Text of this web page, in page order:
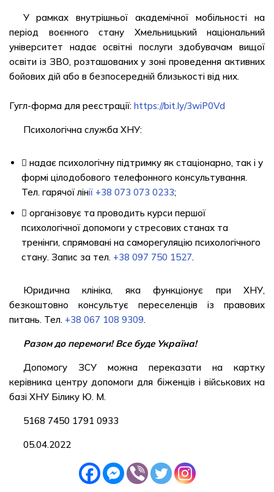
У рамках внутрішньої академічної мобільності на
період воєнного стану Хмельницький національний
університет надає освітні послуги здобувачам вищої
освіти із ЗВО, розташованих у зоні проведення активних
бойових дій або в безпосередній близькості від них.
Гугл-форма для реєстрації: https://bit.ly/3wiP0Vd
Психологічна служба ХНУ:
 надає психологічну підтримку як стаціонарно, так і у
формі цілодобового телефонного консультування.
Тел. гарячої лінії +38 073 073 0233;
 організовує та проводить курси першої
психологічної допомоги у стресових станах та
тренінги, спрямовані на саморегуляцію психологічного
стану. Запис за тел. +38 097 750 1527.
Юридична клініка, яка функціонує при ХНУ,
безкоштовно консультує переселенців із правових
питань. Тел. +38 067 108 9309.
Разом до перемоги! Все буде Україна!
Допомогу ЗСУ можна переказати на картку
керівника центру допомоги для біженців і військових на
базі ХНУ Білику Ю. М.
5168 7450 1791 0933
05.04.2022